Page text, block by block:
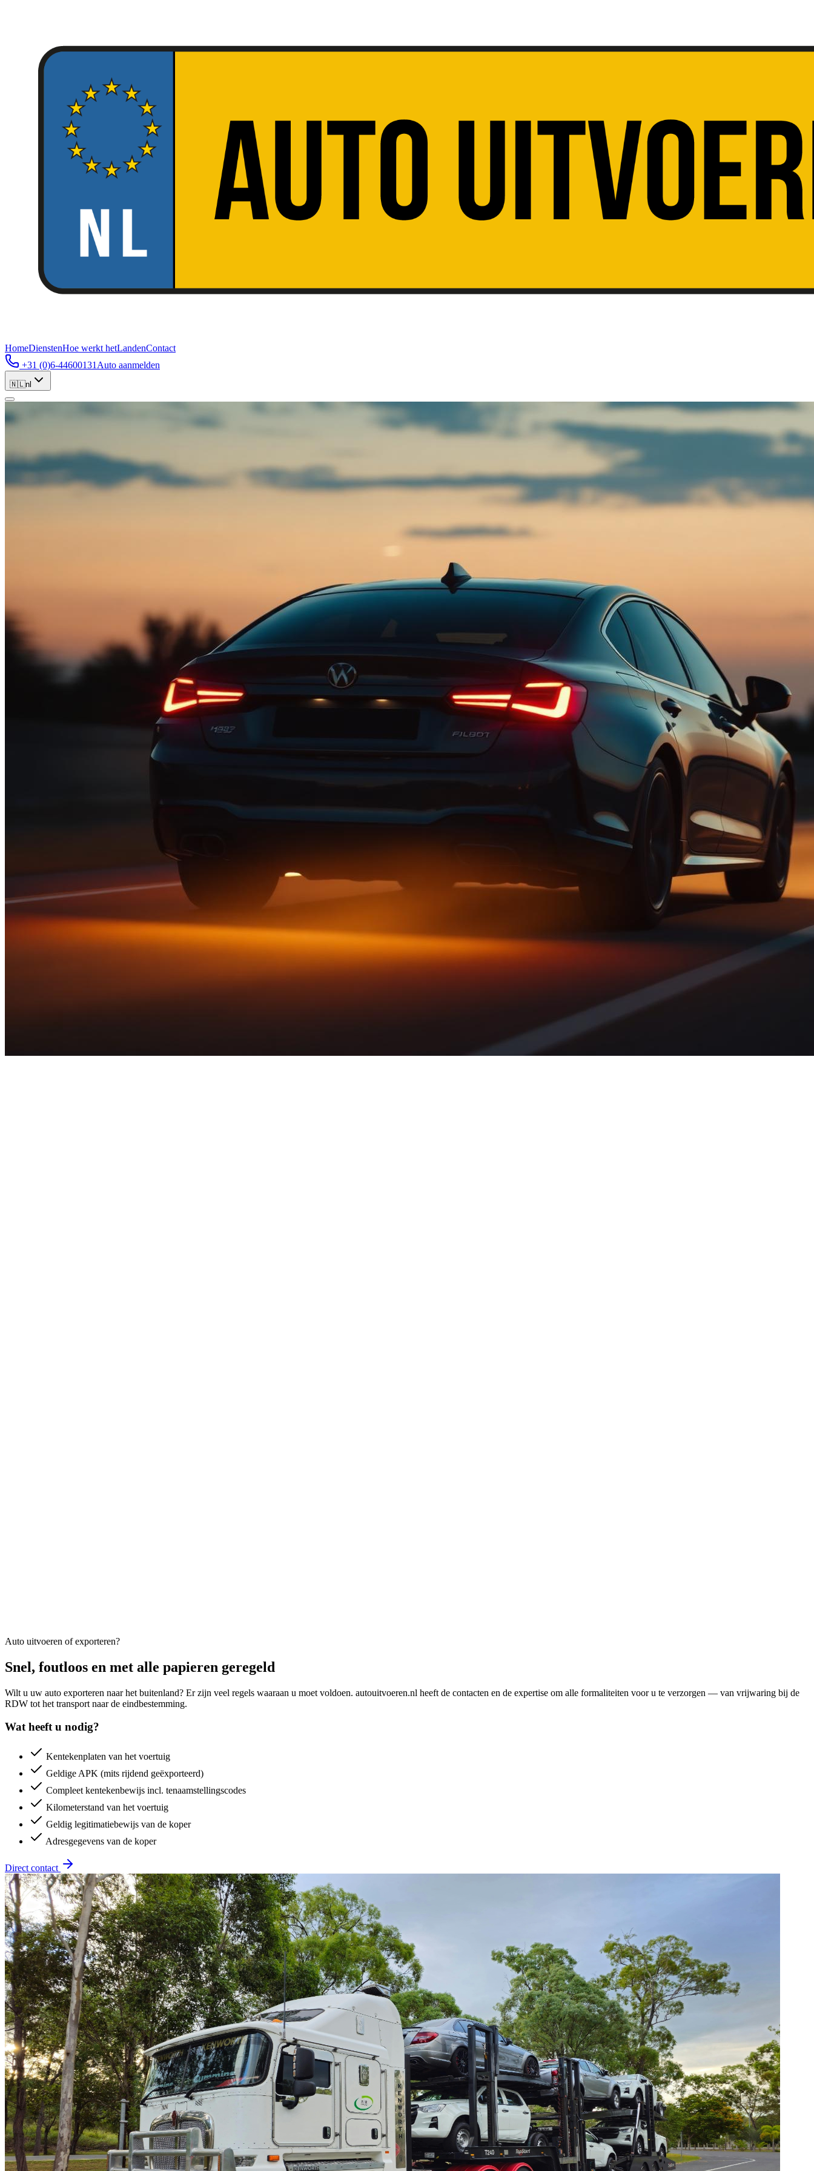
HomeDienstenHoe werkt hetLandenContact
+31 (0)6-44600131 Auto aanmelden
🇳🇱nl
Auto uitvoeren of exporteren?
Snel, foutloos en met alle papieren geregeld
Wilt u uw auto exporteren naar het buitenland? Er zijn veel regels waaraan u moet voldoen. autouitvoeren.nl heeft de contacten en de expertise om alle formaliteiten voor u te verzorgen — van vrijwaring bij de
RDW tot het transport naar de eindbestemming.
Wat heeft u nodig?
Kentekenplaten van het voertuig
Geldige APK (mits rijdend geëxporteerd)
Compleet kentekenbewijs incl. tenaamstellingscodes
Kilometerstand van het voertuig
Geldig legitimatiebewijs van de koper
Adresgegevens van de koper
Direct contact